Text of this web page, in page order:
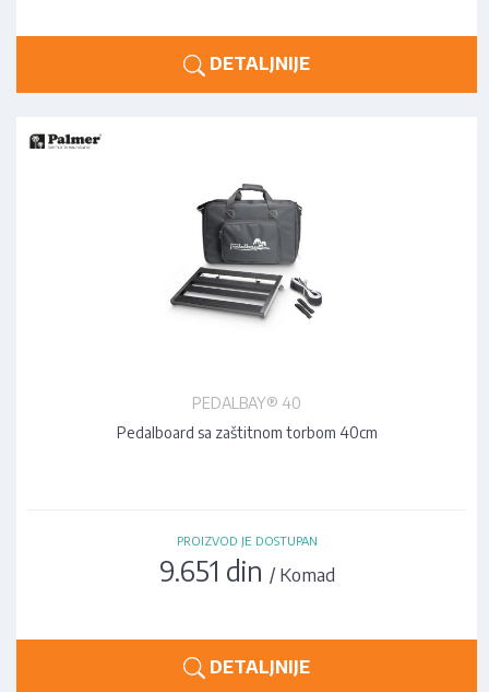
DETALJNIJE
PEDALBAY® 40
Pedalboard sa zaštitnom torbom 40cm
PROIZVOD JE DOSTUPAN
9.651 din / Komad
DETALJNIJE